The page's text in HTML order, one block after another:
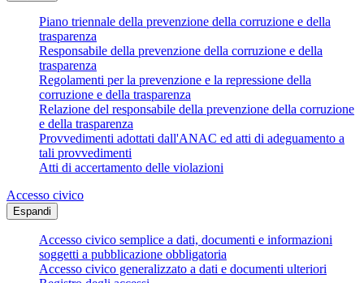
Piano triennale della prevenzione della corruzione e della
trasparenza
Responsabile della prevenzione della corruzione e della
trasparenza
Regolamenti per la prevenzione e la repressione della
corruzione e della trasparenza
Relazione del responsabile della prevenzione della corruzione
e della trasparenza
Provvedimenti adottati dall'ANAC ed atti di adeguamento a
tali provvedimenti
Atti di accertamento delle violazioni
Accesso civico
Espandi
Accesso civico semplice a dati, documenti e informazioni
soggetti a pubblicazione obbligatoria
Accesso civico generalizzato a dati e documenti ulteriori